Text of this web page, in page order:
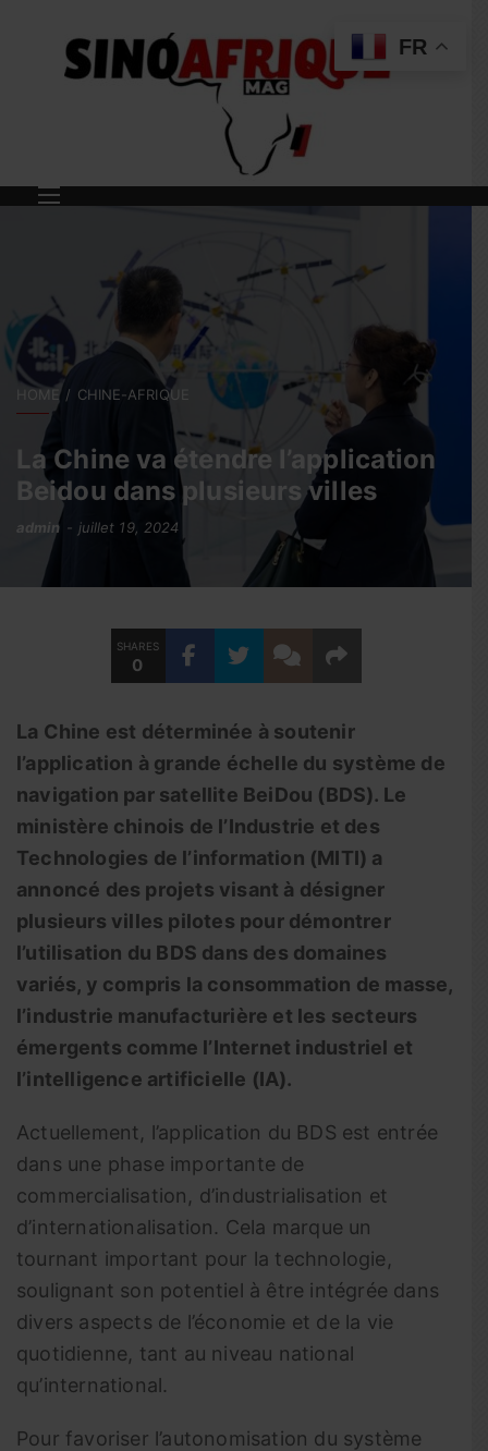
HOME CHINE-AFRIQUE
La Chine va étendre l’application
Beidou dans plusieurs villes
admin juillet 19, 2024
SHARES
0
La Chine est déterminée à soutenir
l’application à grande échelle du système de
navigation par satellite BeiDou (BDS). Le
ministère chinois de l’Industrie et des
Technologies de l’information (MITI) a
annoncé des projets visant à désigner
plusieurs villes pilotes pour démontrer
l’utilisation du BDS dans des domaines
variés, y compris la consommation de masse,
l’industrie manufacturière et les secteurs
émergents comme l’Internet industriel et
l’intelligence artificielle (IA).
Actuellement, l’application du BDS est entrée
dans une phase importante de
commercialisation, d’industrialisation et
d’internationalisation. Cela marque un
tournant important pour la technologie,
soulignant son potentiel à être intégrée dans
divers aspects de l’économie et de la vie
quotidienne, tant au niveau national
qu’international.
Pour favoriser l’autonomisation du système
FR